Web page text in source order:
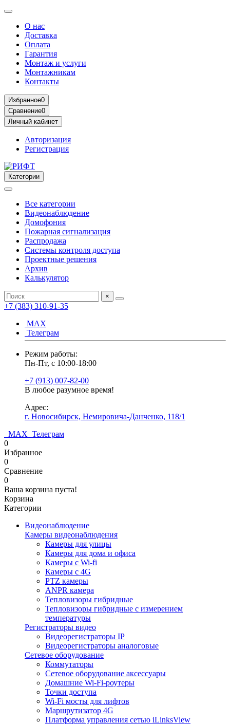
О нас
Доставка
Оплата
Гарантия
Монтаж и услуги
Монтажникам
Контакты
Избранное0
Сравнение0
Личный кабинет
Авторизация
Регистрация
Категории
Все категории
Видеонаблюдение
Домофония
Пожарная сигнализация
Распродажа
Системы контроля доступа
Проектные решения
Архив
Калькулятор
×
+7 (383) 310-91-35
МАХ
Телеграм
Режим работы:
Пн-Пт, с 10:00-18:00
+7 (913) 007-82-00
В любое разумное время!
Адрес:
г. Новосибирск, Немировича-Данченко, 118/1
МАХ Телеграм
0
Избранное
0
Сравнение
0
Ваша корзина пуста!
Корзина
Категории
Видеонаблюдение
Камеры видеонаблюдения
Камеры для улицы
Камеры для дома и офиса
Камеры с Wi-fi
Камеры с 4G
PTZ камеры
ANPR камера
Тепловизоры гибридные
Тепловизоры гибридные c измерением
температуры
Регистраторы видео
Видеорегистраторы IP
Видеорегистраторы аналоговые
Сетевое оборудование
Коммутаторы
Сетевое оборудование аксессуары
Домашние Wi-Fi-роутеры
Точки доступа
Wi-Fi мосты для лифтов
Маршрутизатор 4G
Платформа управления сетью iLinksView